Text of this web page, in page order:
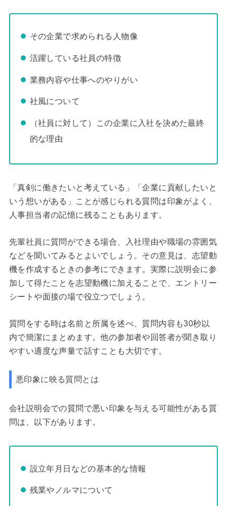
その企業で求められる人物像
活躍している社員の特徴
業務内容や仕事へのやりがい
社風について
（社員に対して）この企業に入社を決めた最終
的な理由
「真剣に働きたいと考えている」「企業に貢献したいと
いう想いがある」ことが感じられる質問は印象がよく、
人事担当者の記憶に残ることもあります。
先輩社員に質問ができる場合、入社理由や職場の雰囲気
などを聞いてみるとよいでしょう。その意見は、志望動
機を作成するときの参考にできます。実際に説明会に参
加して得たことを志望動機に加えることで、エントリー
シートや面接の場で役立つでしょう。
質問をする時は名前と所属を述べ、質問内容も30秒以
内で簡潔にまとめます。他の参加者や回答者が聞き取り
やすい適度な声量で話すことも大切です。
悪印象に映る質問とは
会社説明会での質問で悪い印象を与える可能性がある質
問は、以下があります。
設立年月日などの基本的な情報
残業やノルマについて